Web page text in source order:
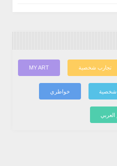
تجارب شخصية MY ART
شخصية خواطري
العربي